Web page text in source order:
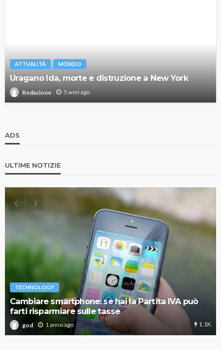
ATTUALITÀ MONDO
Uragano Ida, morte e distruzione a New York
Redazione 5 anni ago
ADS
ULTIME NOTIZIE
TECHNOLOGY
Cambiare smartphone: se hai la Partita IVA può
farti risparmiare sulle tasse
god 1 anno ago 1.1K